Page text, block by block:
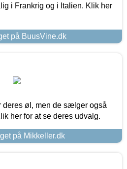
i Frankrig og i Italien. Klik her
på BuusVine.dk
deres øl, men de sælger også
her for at se deres udvalg.
på Mikkeller.dk